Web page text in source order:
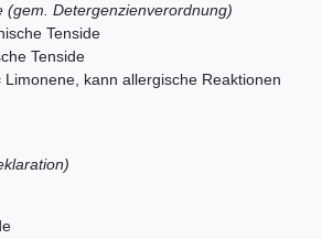
(gem. Detergenzienverordnung)
Tenside
Tenside
Limonene, kann allergische Reaktionen